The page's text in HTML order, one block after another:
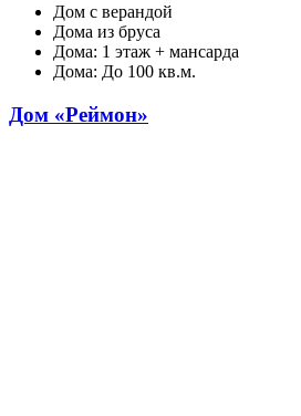
Дом с верандой
Дома из бруса
Дома: 1 этаж + мансарда
Дома: До 100 кв.м.
Дом «Реймон»